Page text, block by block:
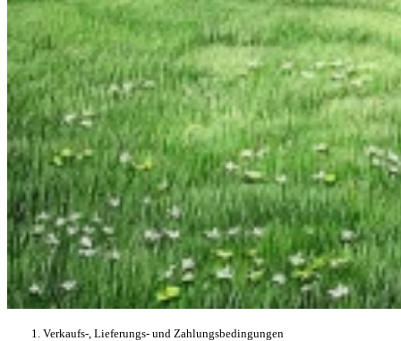
Verkaufs-, Lieferungs- und Zahlungsbedingungen